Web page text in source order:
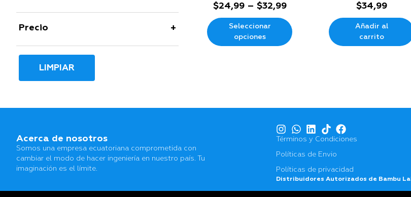
Precio
LIMPIAR
$24,99 – $32,99
Seleccionar
opciones
$34,99
Añadir al
carrito
Acerca de nosotros
Somos una empresa ecuatoriana comprometida con
cambiar el modo de hacer ingeniería en nuestro país. Tu
imaginación es el límite.
Términos y Condiciones
Políticas de Envio
Políticas de privacidad
Distribuidores Autorizados de Bambu